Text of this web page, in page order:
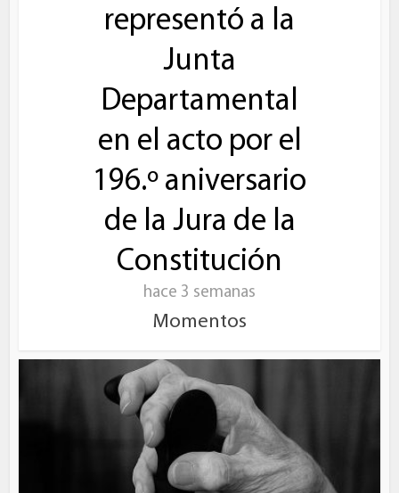
representó a la
Junta
Departamental
en el acto por el
196.º aniversario
de la Jura de la
Constitución
hace 3 semanas
Momentos